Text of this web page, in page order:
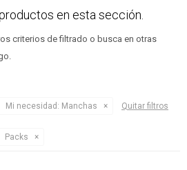
en esta sección.
criterios de filtrado o busca en otras
Mi necesidad: Manchas Quitar filtros
Packs